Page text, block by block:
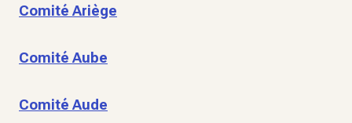
Comité Ariège
Comité Aube
Comité Aude